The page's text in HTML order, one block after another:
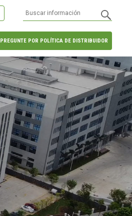
PREGUNTE POR POLÍTICA DE DISTRIBUIDOR